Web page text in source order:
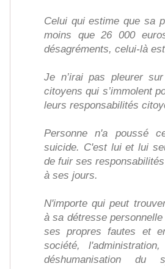
Celui qui estime que sa
moins que 26 000
désagréments, celui-là
Je n’irai pas pleurer
citoyens qui s’immolent
leurs responsabilités
Personne n'a poussé
suicide. C'est lui et lui
de fuir ses
à ses jours.
N'importe qui peut
à sa détresse
ses propres fautes et
société,
déshumanisation du